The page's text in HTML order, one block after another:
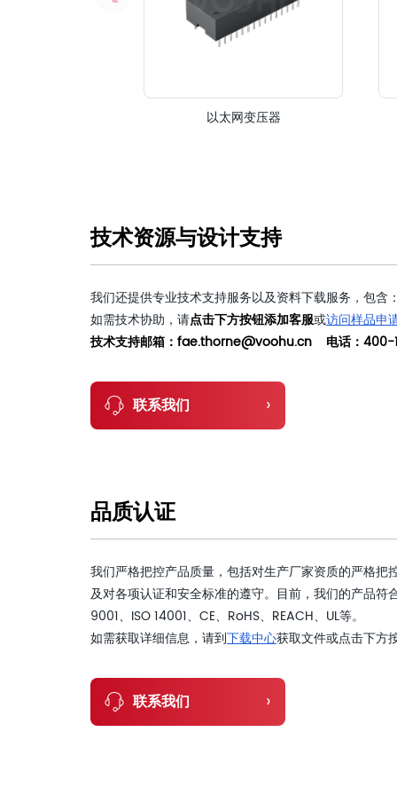
以太网变压器
技术资源与设计支持
我们还提供专业技术支持服务以及资料下载服务，包
如需技术协助，请点击下方按钮添加客服或访问样品申
技术支持邮箱：fae.thorne@voohu.cn 电话：400-
联系我们 ›
品质认证
我们严格把控产品质量，包括对生产厂家资质的严格把
及对各项认证和安全标准的遵守。目前，我们的产品符
9001、ISO 14001、CE、RoHS、REACH、UL等。
如需获取详细信息，请到下载中心获取文件或点击下方
联系我们 ›